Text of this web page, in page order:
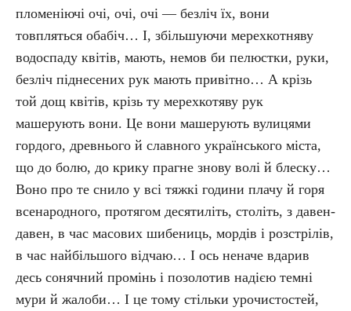
пломеніючі очі, очі, очі — безліч їх, вони
товпляться обабіч… І, збільшуючи мерехкотняву
водоспаду квітів, мають, немов би пелюстки, руки,
безліч піднесених рук мають привітно… А крізь
той дощ квітів, крізь ту мерехкотяву рук
машерують вони. Це вони машерують вулицями
гордого, древнього й славного українського міста,
що до болю, до крику прагне знову волі й блеску…
Воно про те снило у всі тяжкі години плачу й горя
всенародного, протягом десятиліть, століть, з давен-
давен, в час масових шибениць, мордів і розстрілів,
в час найбільшого відчаю… І ось неначе вдарив
десь сонячний промінь і позолотив надією темні
мури й жалоби… І це тому стільки урочистостей,